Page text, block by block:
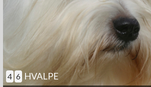
4 6 HVALPE